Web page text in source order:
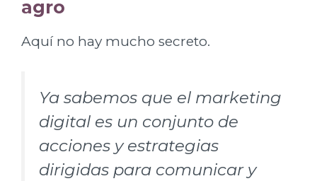
agro
Aquí no hay mucho secreto.
Ya sabemos que el marketing
digital es un conjunto de
acciones y estrategias
dirigidas para comunicar y